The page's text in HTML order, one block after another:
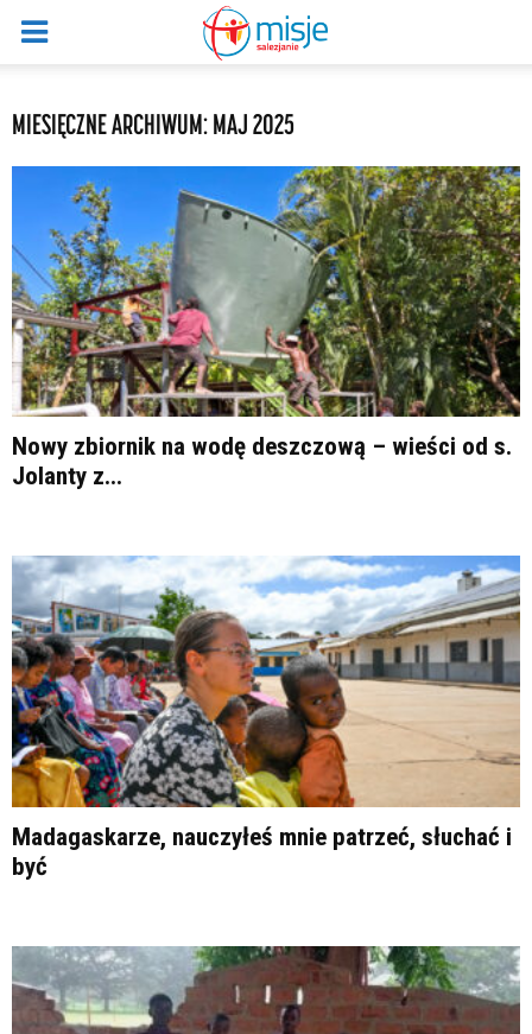
MIESIĘCZNE ARCHIWUM: MAJ 2025
Nowy zbiornik na wodę deszczową – wieści od s.
Jolanty z...
Madagaskarze, nauczyłeś mnie patrzeć, słuchać i
być